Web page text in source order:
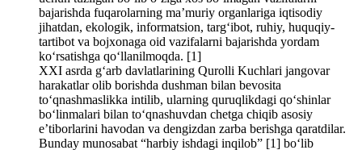
bajarishda fuqarolarning ma’muriy organlariga iqtisodiy
jihatdan, ekologik, informatsion, targ‘ibot, ruhiy, huquqiy-
tartibot va bojxonaga oid vazifalarni bajarishda yordam
ko‘rsatishga qo‘llanilmoqda. [1]
XXI asrda g‘arb davlatlarining Qurolli Kuchlari jangovar
harakatlar olib borishda dushman bilan bevosita
to‘qnashmaslikka intilib, ularning quruqlikdagi qo‘shinlar
bo‘linmalari bilan to‘qnashuvdan chetga chiqib asosiy
e’tiborlarini havodan va dengizdan zarba berishga qaratdilar.
Bunday munosabat “harbiy ishdagi inqilob” [1] bo‘lib